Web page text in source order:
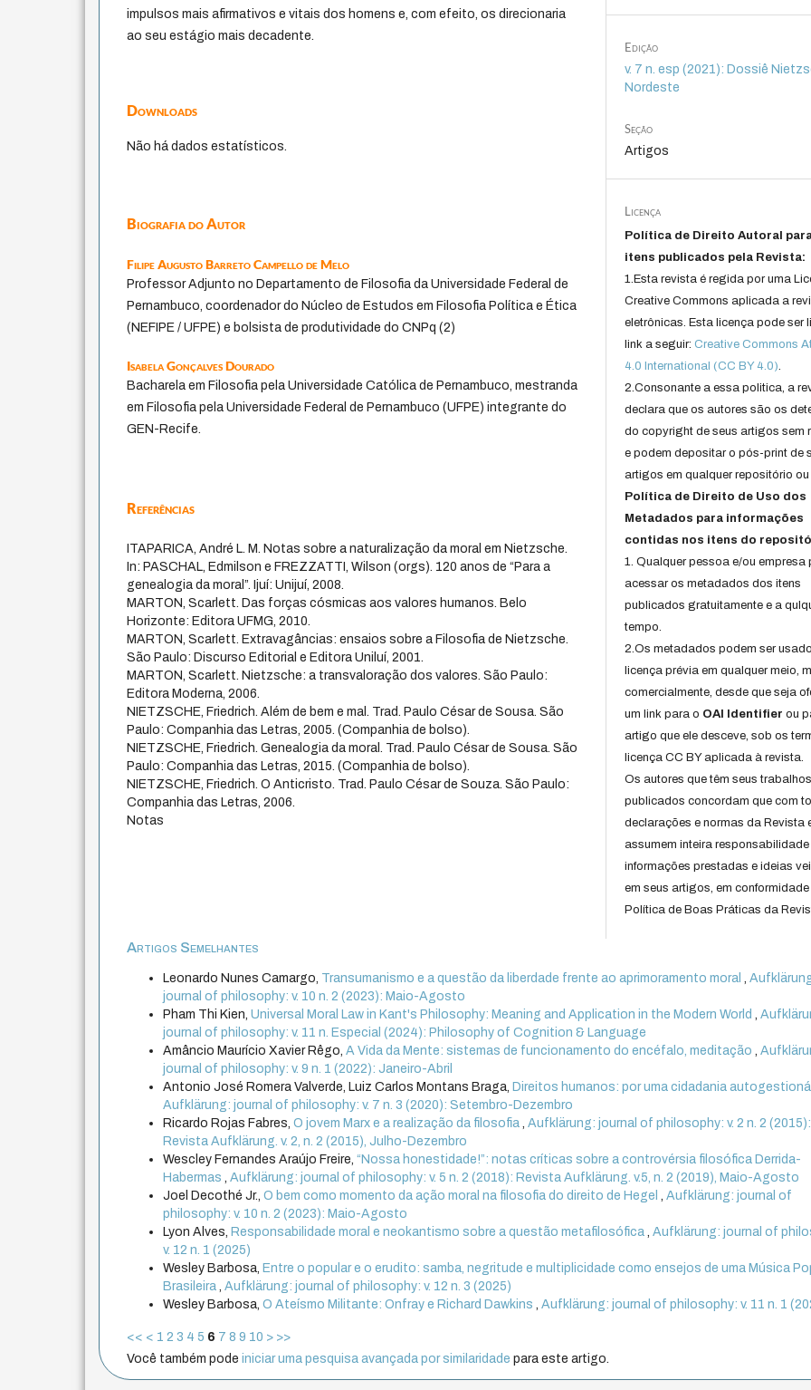
impulsos mais afirmativos e vitais dos homens e, com efeito, os direcionaria
ao seu estágio mais decadente.
Downloads
Não há dados estatísticos.
Biografia do Autor
Filipe Augusto Barreto Campello de Melo
Professor Adjunto no Departamento de Filosofia da Universidade Federal de
Pernambuco, coordenador do Núcleo de Estudos em Filosofia Política e Ética
(NEFIPE / UFPE) e bolsista de produtividade do CNPq (2)
Isabela Gonçalves Dourado
Bacharela em Filosofia pela Universidade Católica de Pernambuco, mestranda
em Filosofia pela Universidade Federal de Pernambuco (UFPE) integrante do
GEN-Recife.
Referências
ITAPARICA, André L. M. Notas sobre a naturalização da moral em Nietzsche.
In: PASCHAL, Edmilson e FREZZATTI, Wilson (orgs). 120 anos de “Para a
genealogia da moral”. Ijuí: Unijuí, 2008.
MARTON, Scarlett. Das forças cósmicas aos valores humanos. Belo
Horizonte: Editora UFMG, 2010.
MARTON, Scarlett. Extravagâncias: ensaios sobre a Filosofia de Nietzsche.
São Paulo: Discurso Editorial e Editora Uniluí, 2001.
MARTON, Scarlett. Nietzsche: a transvaloração dos valores. São Paulo:
Editora Moderna, 2006.
NIETZSCHE, Friedrich. Além de bem e mal. Trad. Paulo César de Sousa. São
Paulo: Companhia das Letras, 2005. (Companhia de bolso).
NIETZSCHE, Friedrich. Genealogia da moral. Trad. Paulo César de Sousa. São
Paulo: Companhia das Letras, 2015. (Companhia de bolso).
NIETZSCHE, Friedrich. O Anticristo. Trad. Paulo César de Souza. São Paulo:
Companhia das Letras, 2006.
Notas
Edição
v. 7 n. esp (2021): Dossiê
Nordeste
Seção
Artigos
Licença
Política de Direito Autoral
itens publicados pela Revista:
1.Esta revista é regida por uma
Creative Commons aplicada a
eletrônicas. Esta licença pode ser
link a seguir:Creative Commons
4.0 International (CC BY 4.0).
2.Consonante a essa politica, a
declara que os autores são os
do copyright de seus artigos sem
e podem depositar o pós-print de
artigos em qualquer repositório ou
Política de Direito de Uso dos
Metadados para informações
contidas nos itens do
1. Qualquer pessoa e/ou empresa
acessar os metadados dos itens
publicados gratuitamente e a
tempo.
2.Os metadados podem ser
licença prévia em qualquer meio,
comercialmente, desde que seja
um link para o OAI Identifier ou
artigo que ele desceve, sob os
licença CC BY aplicada à revista.
Os autores que têm seus trabalhos
publicados concordam que com
declarações e normas da Revista
assumem inteira responsabilidade
informações prestadas e ideias
em seus artigos, em
Política de Boas Práticas da
Artigos Semelhantes
Leonardo Nunes Camargo, Transumanismo e a questão da liberdade frente ao aprimoramento moral,
journal of philosophy: v. 10 n. 2 (2023): Maio-Agosto
Pham Thi Kien,Universal Moral Law in Kant's Philosophy: Meaning and Application in the Modern World,
journal of philosophy: v. 11 n. Especial (2024): Philosophy of Cognition & Language
Amâncio Maurício Xavier Rêgo,A Vida da Mente: sistemas de funcionamento do encéfalo, meditação,
journal of philosophy: v. 9 n. 1 (2022): Janeiro-Abril
Antonio José Romera Valverde, Luiz Carlos Montans Braga, Direitos humanos: por uma cidadania
Aufklärung: journal of philosophy: v. 7 n. 3 (2020): Setembro-Dezembro
Ricardo Rojas Fabres,O jovem Marx e a realização da filosofia,Aufklärung: journal of philosophy: v. 2 n. 2 (2015):
Revista Aufklärung. v. 2, n. 2 (2015), Julho-Dezembro
Wescley Fernandes Araújo Freire,“Nossa honestidade!”: notas críticas sobre a controvérsia filosófica Derrida-
Habermas,Aufklärung: journal of philosophy: v. 5 n. 2 (2018): Revista Aufklärung. v.5, n. 2 (2019), Maio-Agosto
Joel Decothé Jr.,O bem como momento da ação moral na filosofia do direito de Hegel,Aufklärung: journal of
philosophy: v. 10 n. 2 (2023): Maio-Agosto
Lyon Alves, Responsabilidade moral e neokantismo sobre a questão metafilosófica,Aufklärung: journal of
v. 12 n. 1 (2025)
Wesley Barbosa, Entre o popular e o erudito: samba, negritude e multiplicidade como ensejos de uma Música
Brasileira,Aufklärung: journal of philosophy: v. 12 n. 3 (2025)
Wesley Barbosa,O Ateísmo Militante: Onfray e Richard Dawkins,Aufklärung: journal of philosophy: v. 11 n. 1
<< < 1 2 3 4 5 6 7 8 9 10 > >>
Você também podeiniciar uma pesquisa avançada por similaridade para este artigo.